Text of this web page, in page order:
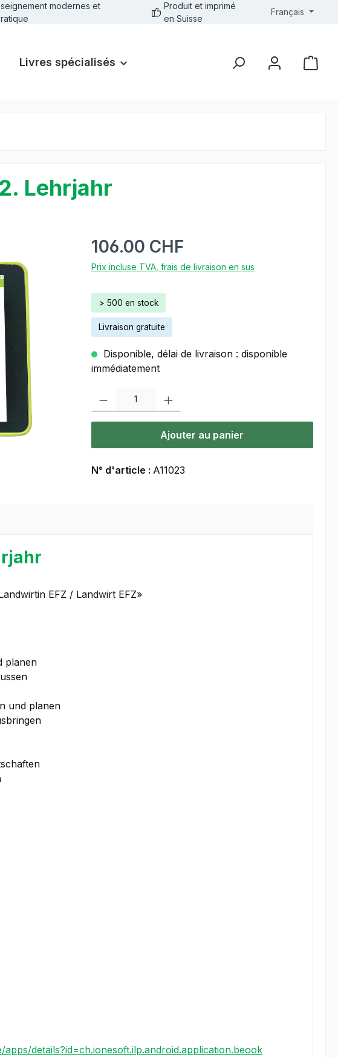
modernes et
Produit et imprimé
en Suisse
Français
Livres spécialisés
Lehrjahr
106.00 CHF
Prix incluse TVA, frais de livraison en sus
> 500 en stock
Livraison gratuite
Disponible, délai de livraison : disponible
immédiatement
Ajouter au panier
N° d'article : A11023
EFZ / Landwirt EFZ»
planen
und planen
details?id=ch.ionesoft.ilp.android.application.beook